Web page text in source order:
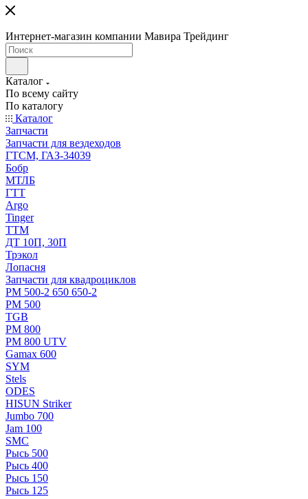
Интернет-магазин компании Мавира Трейдинг
Каталог
По всему сайту
По каталогу
Каталог
Запчасти
Запчасти для вездеходов
ГТСМ, ГАЗ-34039
Бобр
МТЛБ
ГТТ
Argo
Tinger
ТТМ
ДТ 10П, 30П
Трэкол
Лопасня
Запчасти для квадроциклов
РМ 500-2 650 650-2
РМ 500
TGB
РМ 800
РМ 800 UTV
Gamax 600
SYM
Stels
ОDЕS
HISUN Striker
Jumbo 700
Jam 100
SMC
Рысь 500
Рысь 400
Рысь 150
Рысь 125